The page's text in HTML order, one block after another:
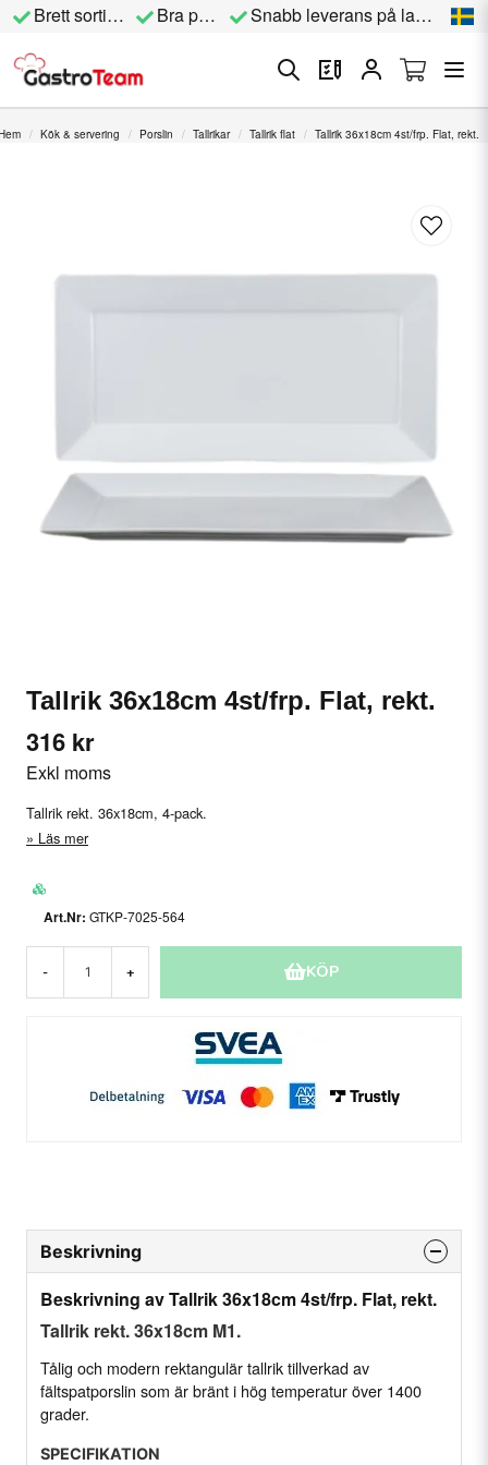
Brett sortiment Bra priser Snabb leverans på lagervara
Kök & servering Porslin Tallrikar Tallrik flat Tallrik 36x18cm 4st/frp. Flat, rekt.
Tallrik 36x18cm 4st/frp. Flat, rekt.
316 kr
Exkl moms
Tallrik rekt. 36x18cm, 4-pack.
Läs mer
GTKP-7025-564
- + KÖP
Beskrivning
Beskrivning av Tallrik 36x18cm 4st/frp. Flat, rekt.
Tallrik rekt. 36x18cm M1.
Tålig och modern rektangulär tallrik tillverkad av
fältspatporslin som är bränt i hög temperatur över 1400
grader.
SPECIFIKATION